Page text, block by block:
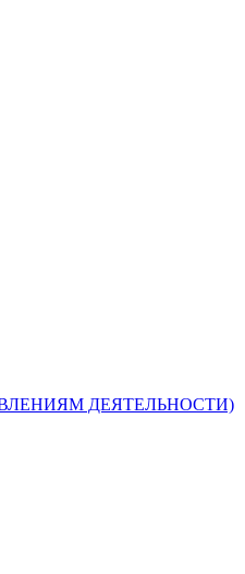
ДЕЯТЕЛЬНОСТИ)